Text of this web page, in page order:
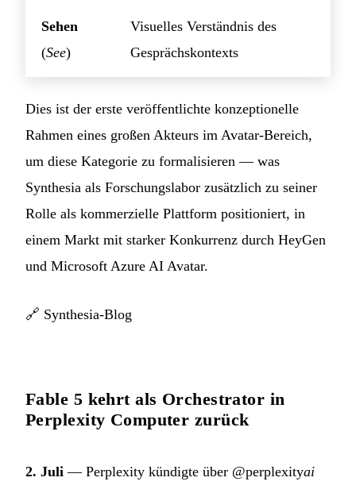
Sehen
(See)
Visuelles Verständnis des
Gesprächskontexts
Dies ist der erste veröffentlichte konzeptionelle
Rahmen eines großen Akteurs im Avatar-Bereich,
um diese Kategorie zu formalisieren — was
Synthesia als Forschungslabor zusätzlich zu seiner
Rolle als kommerzielle Plattform positioniert, in
einem Markt mit starker Konkurrenz durch HeyGen
und Microsoft Azure AI Avatar.
🔗 Synthesia-Blog
Fable 5 kehrt als Orchestrator in
Perplexity Computer zurück
2. Juli — Perplexity kündigte über @perplexityai